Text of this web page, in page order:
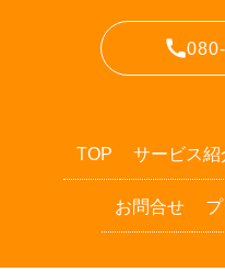
TOP サービス紹
お問合せ